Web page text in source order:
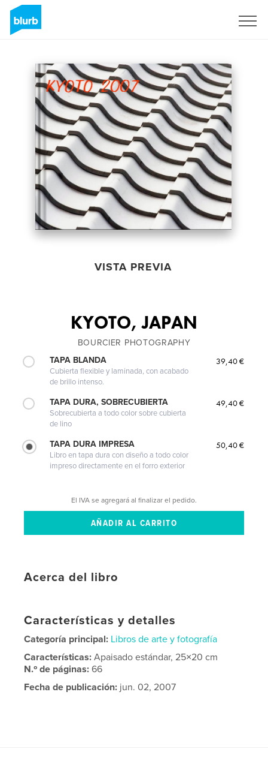
VISTA PREVIA
KYOTO, JAPAN
BOURCIER PHOTOGRAPHY
TAPA BLANDA
Cubierta flexible y laminada, con acabado
de brillo intenso.
39,40 €
TAPA DURA, SOBRECUBIERTA
Sobrecubierta a todo color sobre cubierta
de lino
49,40 €
TAPA DURA IMPRESA
Libro en tapa dura con diseño a todo color
impreso directamente en el forro exterior
50,40 €
El IVA se agregará al finalizar el pedido.
Acerca del libro
Características y detalles
Categoría principal: Libros de arte y fotografía
Características:Apaisado estándar, 25×20 cm
N.º de páginas:66
Fecha de publicación: jun. 02, 2007